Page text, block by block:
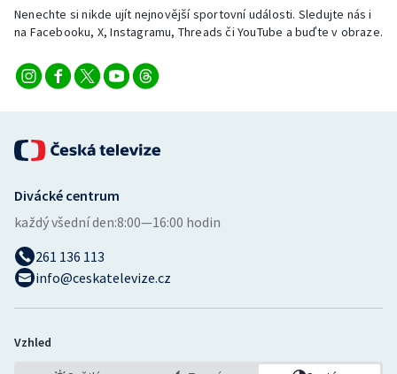
Nenechte si nikde ujít nejnovější sportovní události. Sledujte nás i
na Facebooku, X, Instagramu, Threads či YouTube a buďte v obraze.
Divácké centrum
každý všední den:8:00—16:00 hodin
261 136 113
info@ceskatelevize.cz
Vzhled